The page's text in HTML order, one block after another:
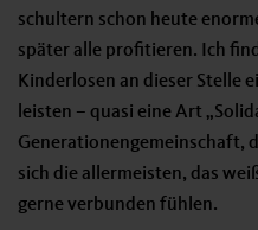
schultern schon heute
später alle profitieren. Ich
Kinderlosen an dieser Stelle
leisten – quasi eine Art
Generationengemeinschaft,
sich die allermeisten, das
gerne verbunden fühlen.